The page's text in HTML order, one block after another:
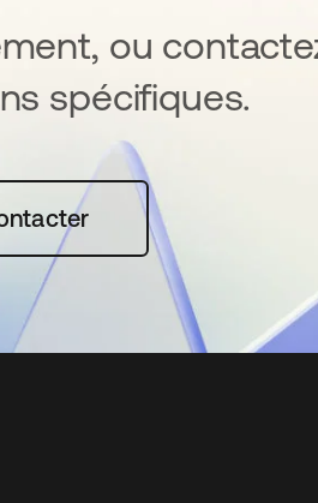
ou
spécifiques.
onglet